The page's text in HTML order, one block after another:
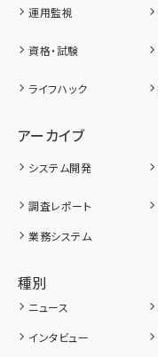
運用監視
資格・試験
ライフハック
アーカイブ
システム開発
調査レポート
業務システム
種別
ニュース
インタビュー